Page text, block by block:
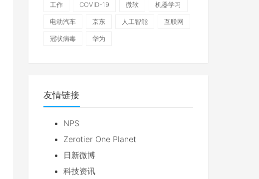
工作 COVID-19 微软 机器学习
电动汽车 京东 人工智能 互联网
冠状病毒 华为
友情链接
NPS
Zerotier One Planet
日新微博
科技资讯